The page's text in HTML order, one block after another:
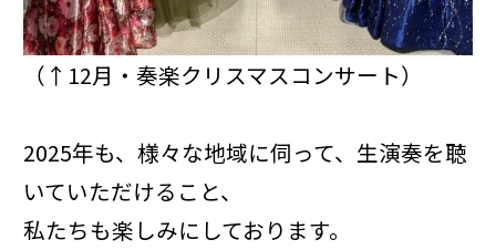
（↑12月・奏楽クリスマスコンサート）
2025年も、様々な地域に伺って、生演奏を聴
いていただけること、
私たちも楽しみにしております。